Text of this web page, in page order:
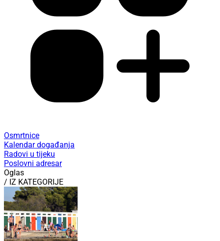
Osmrtnice
Kalendar događanja
Radovi u tijeku
Poslovni adresar
Oglas
/ IZ KATEGORIJE